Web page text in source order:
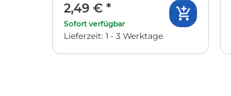
2,49 € *
Sofort verfügbar
Lieferzeit: 1 - 3 Werktage